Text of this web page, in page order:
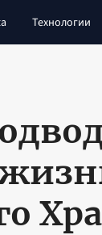
Технологии